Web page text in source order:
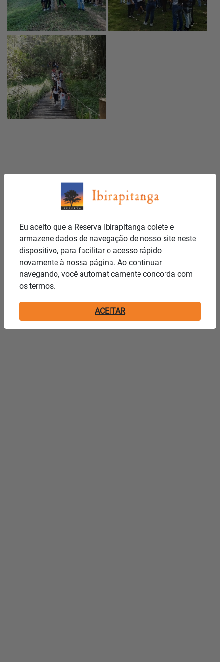
Eu aceito que a Reserva Ibirapitanga colete e
armazene dados de navegação de nosso site neste
dispositivo, para facilitar o acesso rápido
novamente à nossa página. Ao continuar
navegando, você automaticamente concorda com
os termos.
ACEITAR